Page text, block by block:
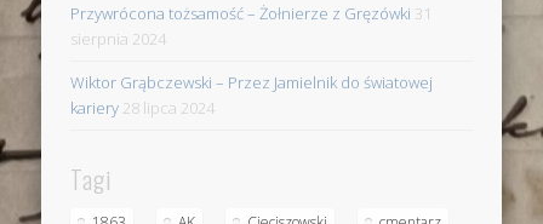
Przywrócona tożsamość – Żołnierze z Gręzówki 31
sierpnia 2024
Wiktor Grąbczewski – Przez Jamielnik do światowej
kariery 28 lipca 2024
Tagi